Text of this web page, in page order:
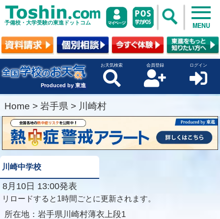
予備校・大学受験の東進ドットコム MENU
Produced by 東進
お天気検索 会員登録 ログイン
Home > 岩手県 > 川崎村
川崎中学校
8月10日 13:00発表
リロードすると1時間ごとに更新されます。
所在地： 岩手県川崎村薄衣上段1